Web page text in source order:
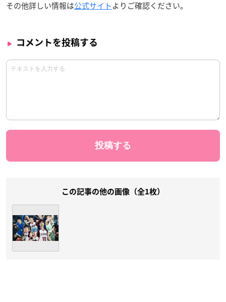
その他詳しい情報は公式サイトよりご確認ください。
コメントを投稿する
この記事の他の画像（全1枚）